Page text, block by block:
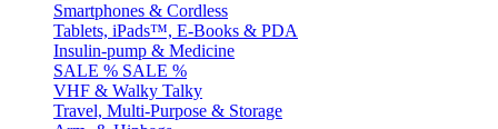
Smartphones & Cordless
Tablets, iPads™, E-Books & PDA
Insulin-pump & Medicine
SALE % SALE %
VHF & Walky Talky
Travel, Multi-Purpose & Storage